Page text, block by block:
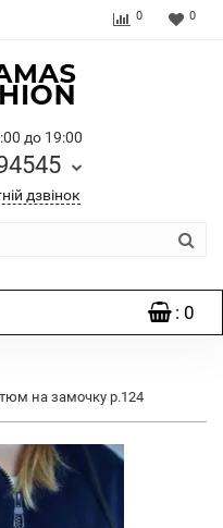
0 0
до 19:00
дзвінок
: 0
на замочку р.124